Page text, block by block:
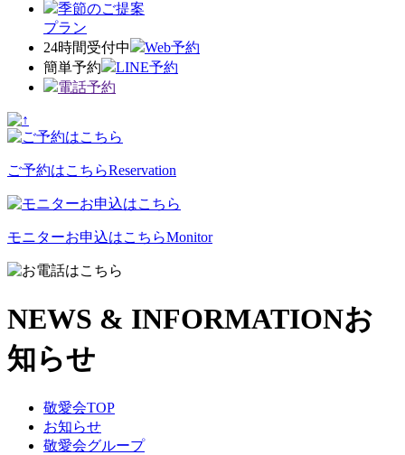
季節のご提案
プラン
24時間受付中
Web予約
簡単予約
LINE予約
電話予約
ご予約はこちらReservation
モニターお申込はこちらMonitor
NEWS & INFORMATIONお
知らせ
敬愛会TOP
お知らせ
敬愛会グループ